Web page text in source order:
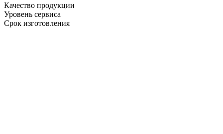
Качество продукции
Уровень сервиса
Срок изготовления